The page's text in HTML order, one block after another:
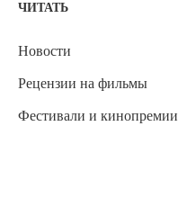
ЧИТАТЬ
Новости
Рецензии на фильмы
Фестивали и кинопремии